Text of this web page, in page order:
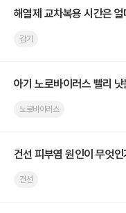
해열제 교차복용 시간은
감기
아기 노로바이러스 빨리
노로바이러스
건선 피부염 원인이 무엇
건선